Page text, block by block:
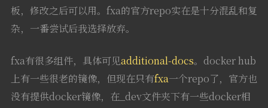
板，修改之后可以用。fxa的官方repo实在是十分混乱和复
杂，一番尝试后我选择放弃。
fxa有很多组件，具体可见additional-docs。docker hub
上有一些很老的镜像，但现在只有fxa一个repo了，官方也
没有提供docker镜像，在_dev文件夹下有一些docker相